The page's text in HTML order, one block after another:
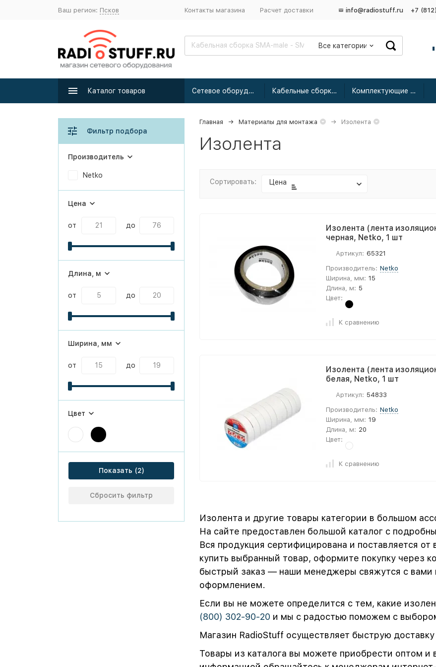
Ваш регион: Псков Контакты магазина Расчет доставки info@radiostuff.ru +7
Все категории
Каталог товаров Сетевое оборудование Кабельные сборки радиочастотные Комплектующие для усиления
Главная Материалы для монтажа Изолента
Изолента
Сортировать: Цена
Изолента (лента
черная, Netko, 1 шт
Артикул: 65321
Производитель: Netko
Ширина, мм: 15
Длина, м: 5
Цвет:
К сравнению
Изолента (лента
белая, Netko, 1 шт
Артикул: 54833
Производитель: Netko
Ширина, мм: 19
Длина, м: 20
Цвет:
К сравнению
Изолента и другие товары категории в большом
На сайте предоставлен большой каталог с
Вся продукция сертифицирована и поставляется
купить выбранный товар, оформите покупку через
быстрый заказ — наши менеджеры свяжутся с вами
оформлением.
Если вы не можете определится с тем, какие
(800) 302-90-20 и мы с радостью поможем с
Магазин RadioStuff осуществляет быструю
Товары из каталога вы можете приобрести оптом и
Фильтр подбора
Производитель
Netko
Цена
от до
Длина, м
от до
Ширина, мм
от до
Цвет
Показать
Сбросить фильтр